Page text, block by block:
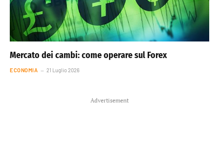
Mercato dei cambi: come operare sul Forex
ECONOMIA 21 Luglio 2026
Advertisement